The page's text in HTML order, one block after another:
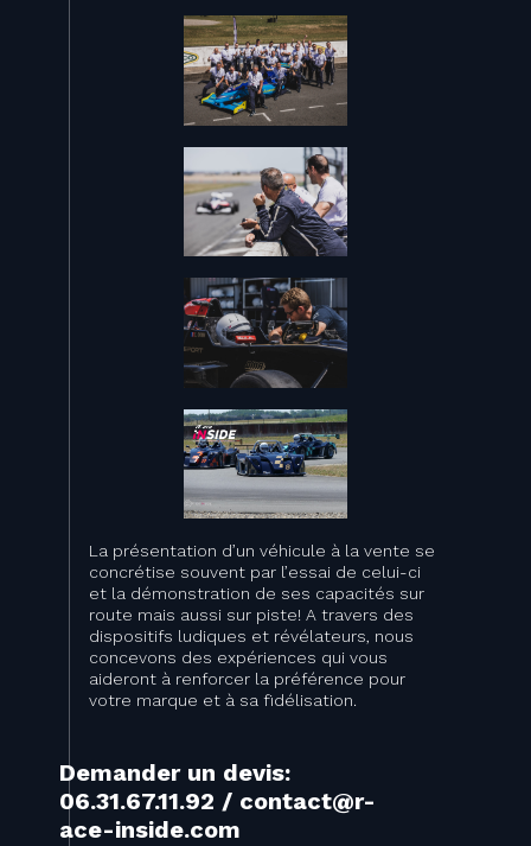
La présentation d’un véhicule à la vente se
concrétise souvent par l’essai de celui-ci
et la démonstration de ses capacités sur
route mais aussi sur piste! A travers des
dispositifs ludiques et révélateurs, nous
concevons des expériences qui vous
aideront à renforcer la préférence pour
votre marque et à sa fidélisation.
Demander un devis:
06.31.67.11.92 / contact@r-
ace-inside.com